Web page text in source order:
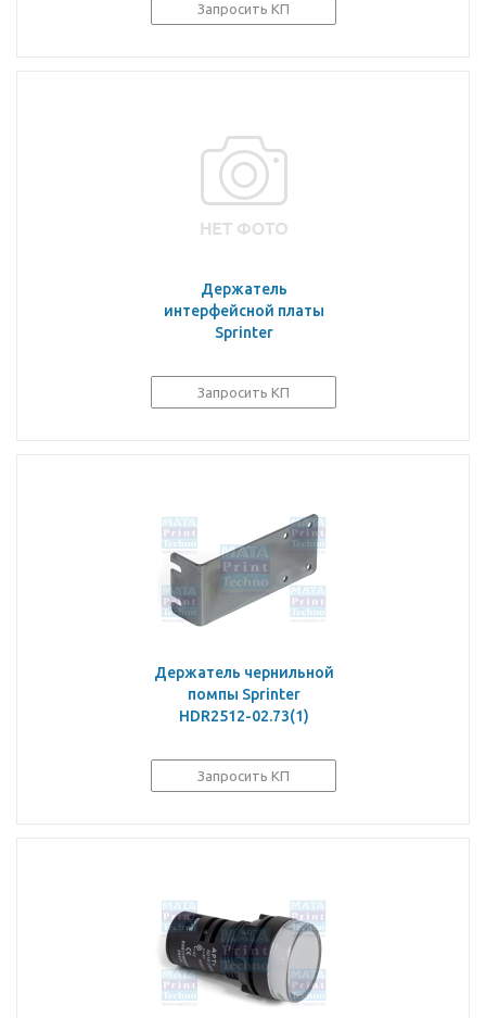
Запросить КП
Держатель
интерфейсной платы
Sprinter
Запросить КП
Держатель чернильной
помпы Sprinter
HDR2512-02.73(1)
Запросить КП